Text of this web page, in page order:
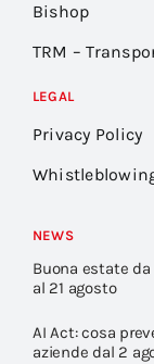
Bishop
TRM –
LEGAL
Privacy Policy
NEWS
Buona estate
al 21 agosto
AI Act: cosa
aziende dal 2